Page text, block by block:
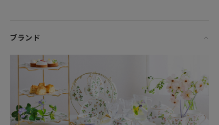
ウェッジウッドらしいエレガントなテーブルウェアは
いつものテーブルコーディネートを一層華やかにし
ひときわラグジュアリーなひとときを演出してくれるでしょ
女性・男性にかかわらず、日頃お世話になっている方、大切
な方へ
特別な記念日に心を込めた上品な贈り物、お祝いのギフトや
ブランド